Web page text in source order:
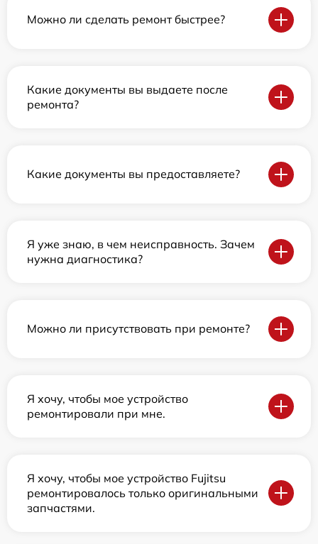
Можно ли сделать ремонт быстрее?
Какие документы вы выдаете после
ремонта?
Какие документы вы предоставляете?
Я уже знаю, в чем неисправность. Зачем
нужна диагностика?
Можно ли присутствовать при ремонте?
Я хочу, чтобы мое устройство
ремонтировали при мне.
Я хочу, чтобы мое устройство Fujitsu
ремонтировалось только оригинальными
запчастями.